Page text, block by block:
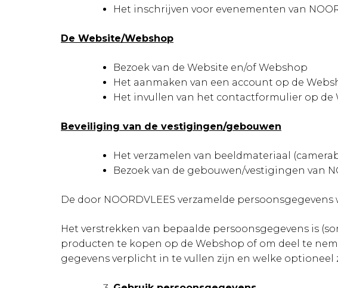
Het inschrijven voor evenementen van
De Website/Webshop
Bezoek van de Website en/of Webshop
Het aanmaken van een account op de
Het invullen van het contactformulier op de
Beveiliging van de vestigingen/gebouwen
Het verzamelen van beeldmateriaal
Bezoek van de gebouwen/vestigingen van
De door NOORDVLEES verzamelde
Het verstrekken van bepaalde persoonsgegevens is
producten te kopen op de Webshop of om deel te
gegevens verplicht in te vullen zijn en welke optioneel